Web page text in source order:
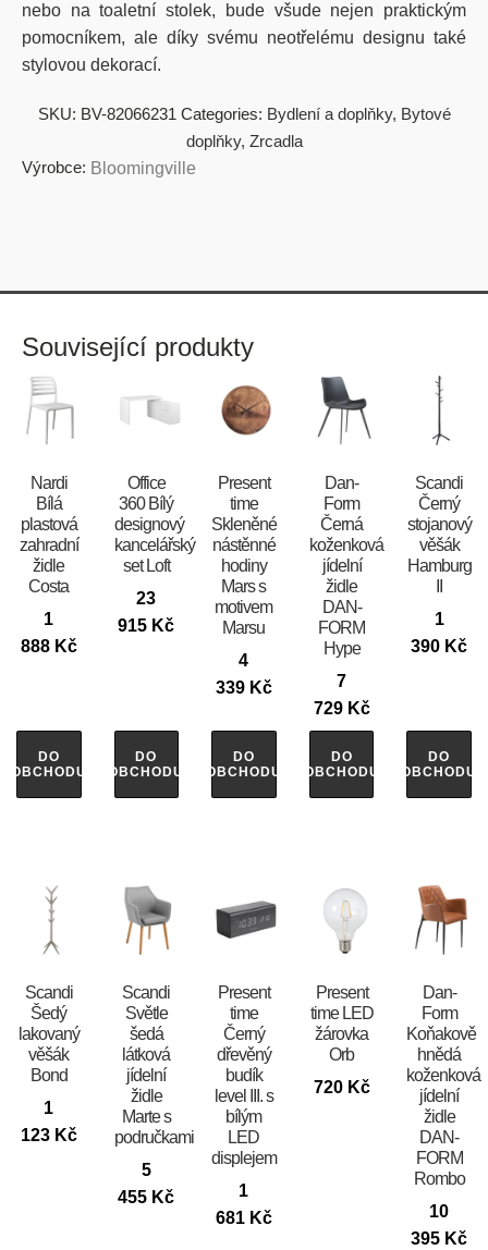
nebo na toaletní stolek, bude všude nejen praktickým
pomocníkem, ale díky svému neotřelému designu také
stylovou dekorací.
SKU: BV-82066231 Categories: Bydlení a doplňky, Bytové
doplňky, Zrcadla
Výrobce: Bloomingville
Související produkty
Nardi
Bílá
plastová
zahradní
židle
Costa
1
888 Kč
DO
OBCHODU
Office
360 Bílý
designový
kancelářský
set Loft
23
915 Kč
DO
OBCHODU
Present
time
Skleněné
nástěnné
hodiny
Mars s
motivem
Marsu
4
339 Kč
DO
OBCHODU
​​​​​Dan-
Form
Černá
koženková
jídelní
židle
DAN-
FORM
Hype
7
729 Kč
DO
OBCHODU
Scandi
Černý
stojanový
věšák
Hamburg
1
390 Kč
DO
OBCHODU
Scandi
Šedý
lakovaný
věšák
Bond
1
123 Kč
Scandi
Světle
šedá
látková
jídelní
židle
Marte s
područkami
5
455 Kč
Present
time
Černý
dřevěný
budík
level III. s
bílým
LED
displejem
1
681 Kč
Present
time LED
žárovka
Orb
720 Kč
​​​​​Dan-
Form
Koňakově
hnědá
koženková
jídelní
židle
DAN-
FORM
Rombo
10
395 Kč